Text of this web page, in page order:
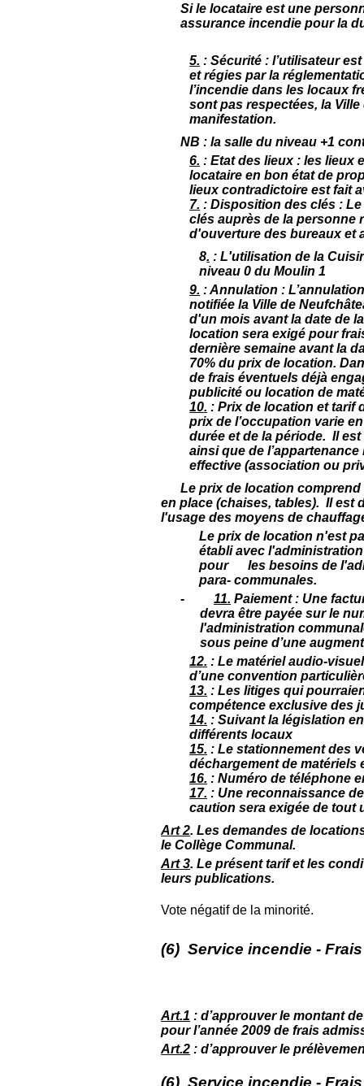
Si le locataire est une
assurance incendie pour la
5. : Sécurité : l’utilisateur
et régies par la
l’incendie dans les locaux
sont pas respectées, la
manifestation.
NB : la salle du niveau +1
6. : Etat des lieux: les lieux
locataire en bon état de
lieux contradictoire est fait
7. : Disposition des clés :
clés auprès de la personne
d'ouverture des bureaux et
8. : L'utilisation de la
niveau 0 du Moulin 1
9. : Annulation :
notifiée la Ville de
d'un mois avant la date de
location sera exigé pour
dernière semaine avant la
70% du prix de location.
de frais éventuels déjà
publicité ou location de
10. : Prix de location et tarif
prix de l’occupation varie
durée et de la période. Il
ainsi que de
effective (association ou
Le prix de location comprend
en place (chaises, tables). Il est
l'usage des moyens de
Le prix de location n'est
établi avec
pour les besoins de
para- communales.
-
11. Paiement: Une
devra être payée sur le
l'administration
sous peine d’une
12. : Le matériel audio-visuel
d’une convention
13. : Les litiges qui
compétence exclusive des
14. : Suivant la législation
différents locaux
15. : Le stationnement des
déchargement de matériels
16. : Numéro de téléphone
17. : Une reconnaissance
caution sera exigée de tout
Art 2. Les demandes de
le Collège Communal.
Art 3. Le présent tarif et les
leurs publications.
Vote négatif de la minorité.
(6) Service incendie -
Art.1 : d’approuver le montant
pour l’année 2009 de frais
Art.2 : d’approuver le
(6) Service incendie -